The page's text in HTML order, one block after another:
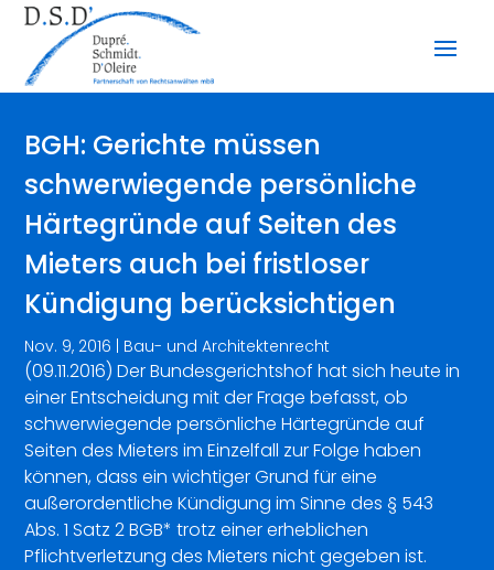
BGH: Gerichte müssen
schwerwiegende persönliche
Härtegründe auf Seiten des
Mieters auch bei fristloser
Kündigung berücksichtigen
Nov. 9, 2016 | Bau- und Architektenrecht
(09.11.2016) Der Bundesgerichtshof hat sich heute in
einer Entscheidung mit der Frage befasst, ob
schwerwiegende persönliche Härtegründe auf
Seiten des Mieters im Einzelfall zur Folge haben
können, dass ein wichtiger Grund für eine
außerordentliche Kündigung im Sinne des § 543
Abs. 1 Satz 2 BGB* trotz einer erheblichen
Pflichtverletzung des Mieters nicht gegeben ist.